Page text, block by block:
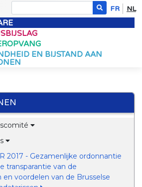
FR NL
EN BIJSTAND AAN
2017 - Gezamenlijke ordonnantie
transparantie van de
voordelen van de Brusselse